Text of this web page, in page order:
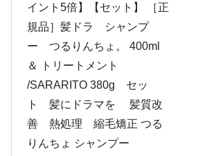
イント5倍】【セット】 ［正
規品］髪ドラ シャンプ
ー つるりんちょ。 400ml
＆ トリートメント
/SARARITO 380g セッ
ト 髪にドラマを 髪質改
善 熱処理 縮毛矯正 つる
りんちょ シャンプー